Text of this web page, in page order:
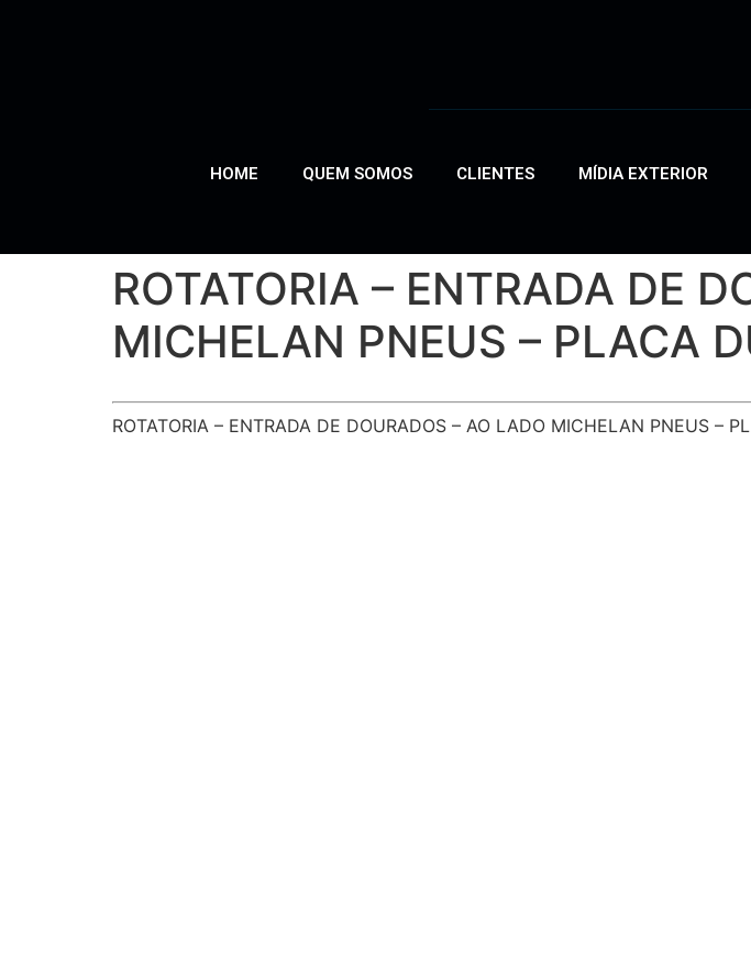
HOME QUEM SOMOS CLIENTES MÍDIA EXTERIOR
ROTATORIA – ENTRADA DE
MICHELAN PNEUS – PLACA
ROTATORIA – ENTRADA DE DOURADOS – AO LADO MICHELAN PNEUS –